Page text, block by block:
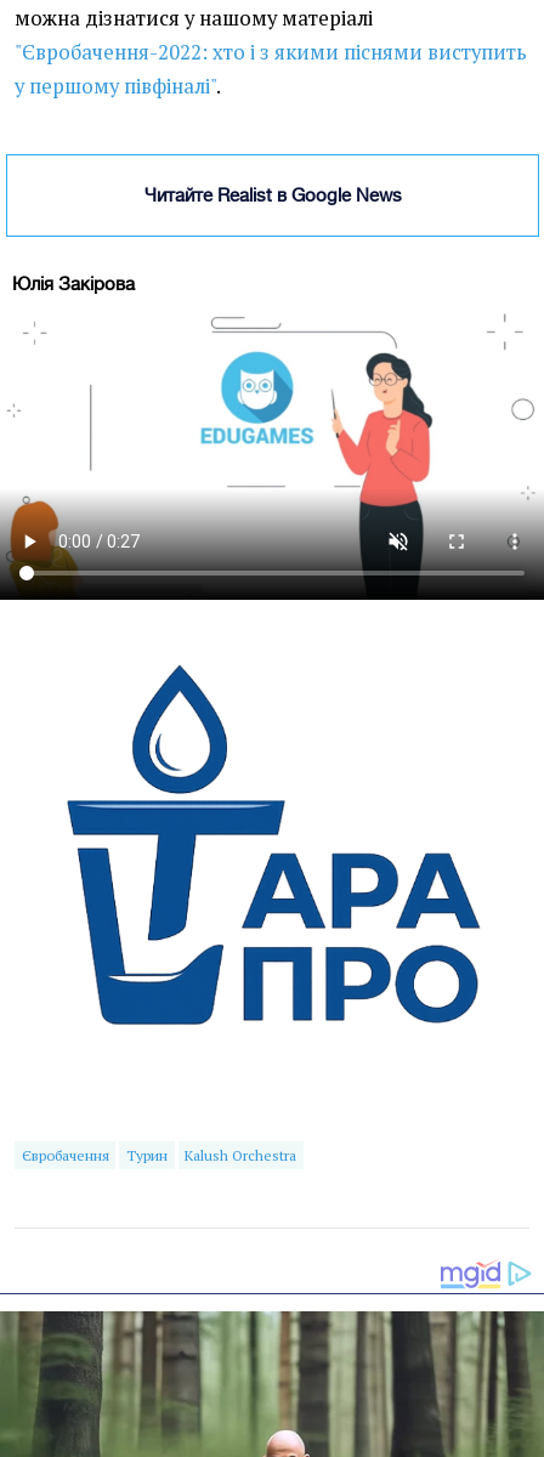
можна дізнатися у нашому матеріалі
"Євробачення-2022: хто і з якими піснями виступить
у першому півфіналі".
Читайте Realist в Google News
Юлія Закірова
Євробачення Турин Kalush Orchestra